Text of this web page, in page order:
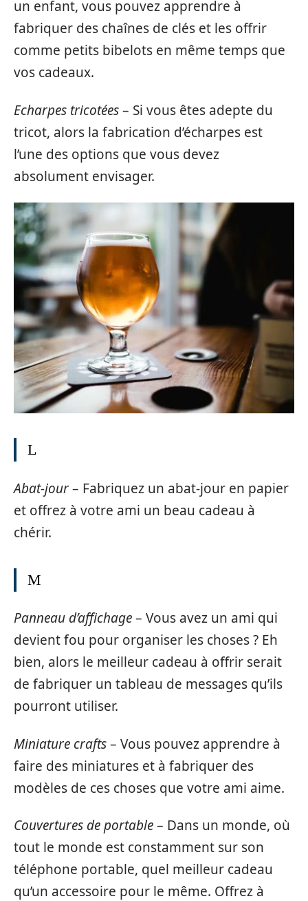
un enfant, vous pouvez apprendre à
fabriquer des chaînes de clés et les offrir
comme petits bibelots en même temps que
vos cadeaux.
Echarpes tricotées– Si vous êtes adepte du
tricot, alors la fabrication d’écharpes est
l’une des options que vous devez
absolument envisager.
L
Abat-jour– Fabriquez un abat-jour en papier
et offrez à votre ami un beau cadeau à
chérir.
M
Panneau d’affichage– Vous avez un ami qui
devient fou pour organiser les choses ? Eh
bien, alors le meilleur cadeau à offrir serait
de fabriquer un tableau de messages qu’ils
pourront utiliser.
Miniature crafts– Vous pouvez apprendre à
faire des miniatures et à fabriquer des
modèles de ces choses que votre ami aime.
Couvertures de portable– Dans un monde, où
tout le monde est constamment sur son
téléphone portable, quel meilleur cadeau
qu’un accessoire pour le même. Offrez à